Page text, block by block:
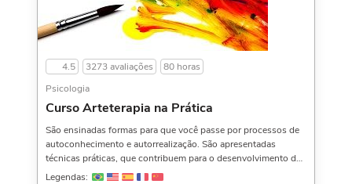
4.5 3273 avaliações
80 horas
Psicologia
Curso Arteterapia na Prática
São ensinadas formas para que você passe por processos de
autoconhecimento e autorrealização. São apresentadas
técnicas práticas, que contribuem para o desenvolvimento do
ser humano, em determinadas áreas, como organização e
Legendas: